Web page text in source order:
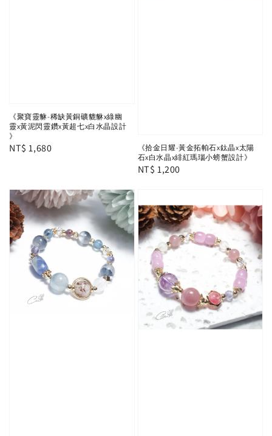
《聚寶靈貅-稀缺黃銅礦貔貅x綠幽
靈x黃泥閃靈鑽x黃超七x白水晶設計
》
Regular
NT$ 1,680
《拾金日耀-黃金拓帕石x鈦晶x太陽
石x白水晶x緋紅瑪瑙小螃蟹設計》
Regular
NT$ 1,200